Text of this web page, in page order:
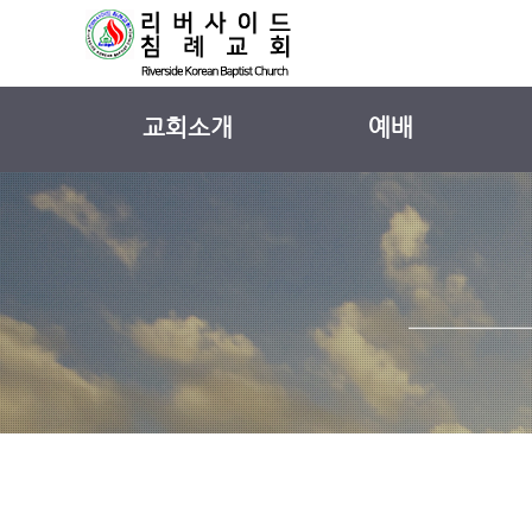
교회소개
교회 소개
섬기는사람들
교회 연혁
예배안내
교회 둘러보기
찾아오시는길
예배
주일 설교
외부 강사 설교
설교 시리즈
찬양